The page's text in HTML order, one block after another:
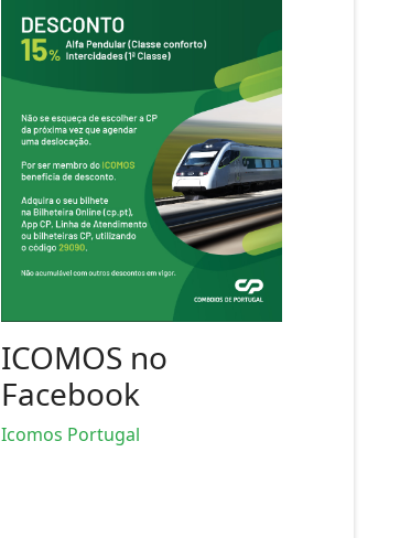
ICOMOS no
Facebook
Icomos Portugal